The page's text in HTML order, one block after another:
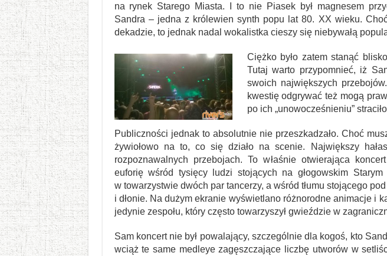
na rynek Starego Miasta. I to nie Piasek był magnesem
Sandra – jedna z królewien synth popu lat 80. XX wieku.
dekadzie, to jednak nadal wokalistka cieszy się niebywałą
Ciężko było zatem stanąć
Tutaj warto przypomnieć, iż
swoich największych
kwestię odgrywać też mogą
po ich „unowocześnieniu”
Publiczności jednak to absolutnie nie przeszkadzało. Choć
żywiołowo na to, co się działo na scenie. Największy
rozpoznawalnych przebojach. To właśnie otwierająca
euforię wśród tysięcy ludzi stojących na głogowskim
w towarzystwie dwóch par tancerzy, a wśród tłumu stojącego
i dłonie. Na dużym ekranie wyświetlano różnorodne animacje i
jedynie zespołu, który często towarzyszył gwieździe w
Sam koncert nie był powalający, szczególnie dla kogoś, kto
wciąż te same medleye zagęszczające liczbę utworów w